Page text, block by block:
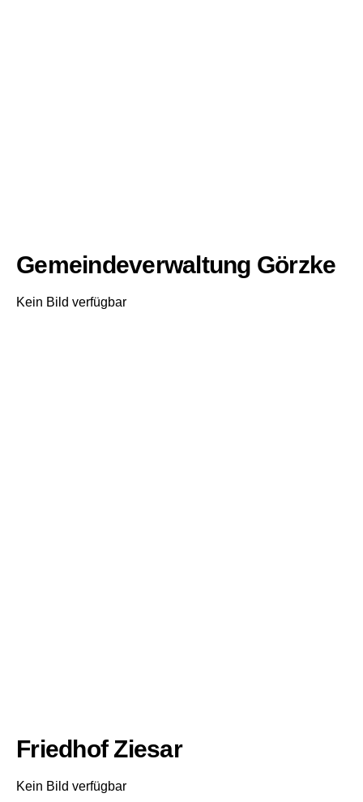
Gemeindeverwaltung Görzke
Kein Bild verfügbar
Friedhof Ziesar
Kein Bild verfügbar